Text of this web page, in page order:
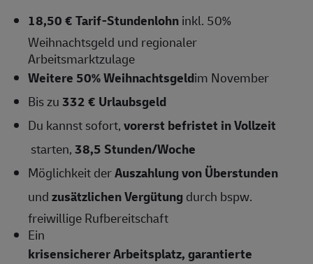
18,50 € Tarif-Stundenlohninkl. 50%
Weihnachtsgeld und regionaler
Arbeitsmarktzulage
Weitere 50% Weihnachtsgeldim November
Bis zu332 € Urlaubsgeld
Du kannst sofort,vorerst befristet in Vollzeit
starten,38,5Stunden/Woche
Möglichkeit derAuszahlung von Überstunden
undzusätzlichen Vergütungdurch bspw.
freiwillige Rufbereitschaft
Ein
krisensicherer Arbeitsplatz, garantierte